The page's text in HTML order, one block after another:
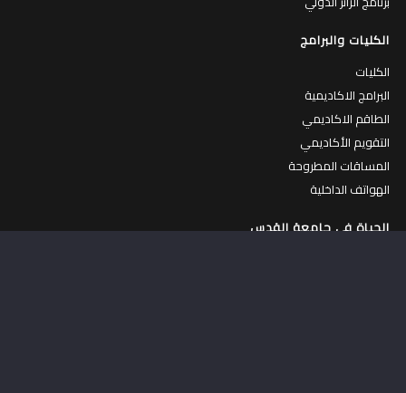
الكليات والبرامج
الكليات
البرامج الاكاديمية
الطاقم الاكاديمي
التقويم الأكاديمي
المساقات المطروحة
الهواتف الداخلية
الحياة في جامعة القدس